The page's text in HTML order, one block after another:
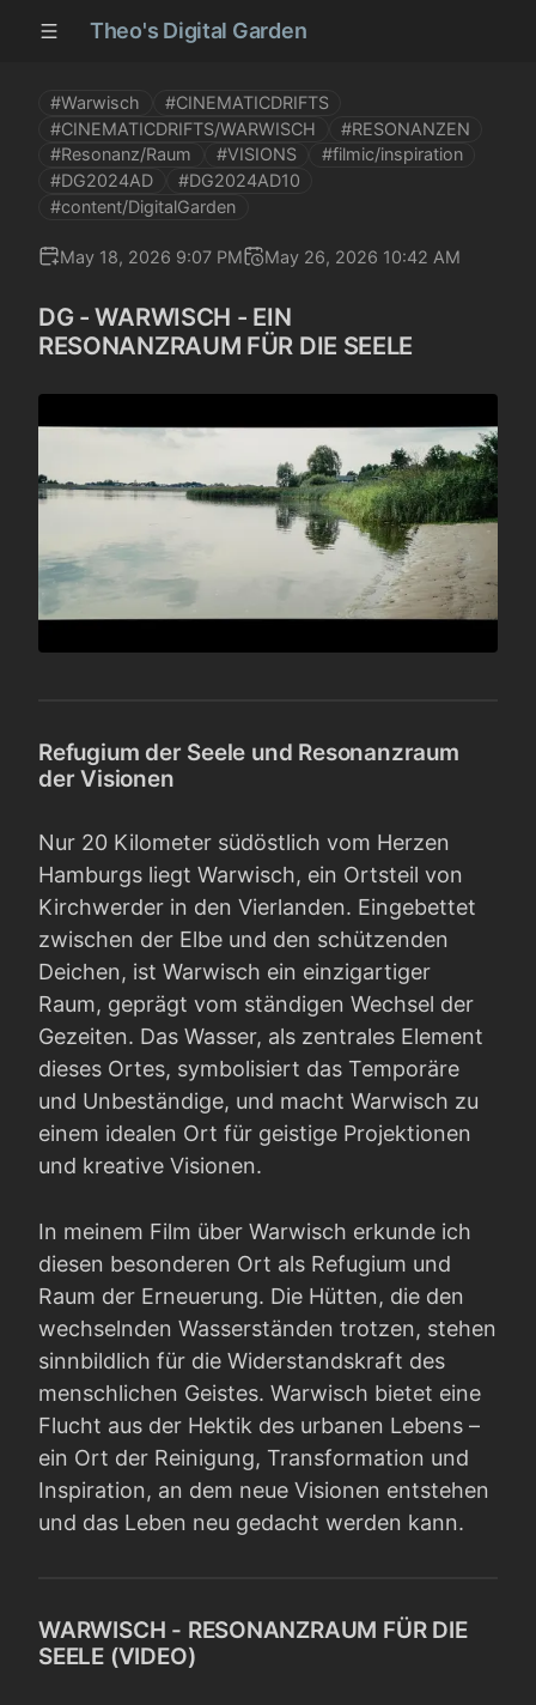
Theo's Digital Garden
#Warwisch
#CINEMATICDRIFTS
#CINEMATICDRIFTS/WARWISCH
#RESONANZEN
#Resonanz/Raum
#VISIONS
#filmic/inspiration
#DG2024AD
#DG2024AD10
#content/DigitalGarden
May 18, 2026 9:07 PM May 26, 2026 10:42 AM
DG - WARWISCH - EIN
RESONANZRAUM FÜR DIE SEELE
Refugium der Seele und Resonanzraum
der Visionen
Nur 20 Kilometer südöstlich vom Herzen
Hamburgs liegt Warwisch, ein Ortsteil von
Kirchwerder in den Vierlanden. Eingebettet
zwischen der Elbe und den schützenden
Deichen, ist Warwisch ein einzigartiger
Raum, geprägt vom ständigen Wechsel der
Gezeiten. Das Wasser, als zentrales Element
dieses Ortes, symbolisiert das Temporäre
und Unbeständige, und macht Warwisch zu
einem idealen Ort für geistige Projektionen
und kreative Visionen.
In meinem Film über Warwisch erkunde ich
diesen besonderen Ort als Refugium und
Raum der Erneuerung. Die Hütten, die den
wechselnden Wasserständen trotzen, stehen
sinnbildlich für die Widerstandskraft des
menschlichen Geistes. Warwisch bietet eine
Flucht aus der Hektik des urbanen Lebens –
ein Ort der Reinigung, Transformation und
Inspiration, an dem neue Visionen entstehen
und das Leben neu gedacht werden kann.
WARWISCH - RESONANZRAUM FÜR DIE
SEELE (VIDEO)